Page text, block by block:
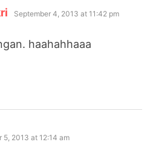
says:
September 4, 2013 at 11:42 pm
haahahhaaa
5, 2013 at 12:14 am